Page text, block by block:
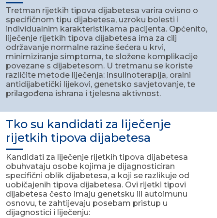
Tretman rijetkih tipova dijabetesa varira ovisno o
specifičnom tipu dijabetesa, uzroku bolesti i
individualnim karakteristikama pacijenta. Općenito,
liječenje rijetkih tipova dijabetesa ima za cilj
održavanje normalne razine šećera u krvi,
minimiziranje simptoma, te složene komplikacije
povezane s dijabetesom. U tretmanu se koriste
različite metode liječenja: insulinoterapija, oralni
antidijabetički lijekovi, genetsko savjetovanje, te
prilagođena ishrana i tjelesna aktivnost.
Tko su kandidati za liječenje
rijetkih tipova dijabetesa
Kandidati za liječenje rijetkih tipova dijabetesa
obuhvataju osobe kojima je dijagnosticiran
specifični oblik dijabetesa, a koji se razlikuje od
uobičajenih tipova dijabetesa. Ovi rijetki tipovi
dijabetesa često imaju genetsku ili autoimunu
osnovu, te zahtijevaju posebam pristup u
dijagnostici i liječenju: